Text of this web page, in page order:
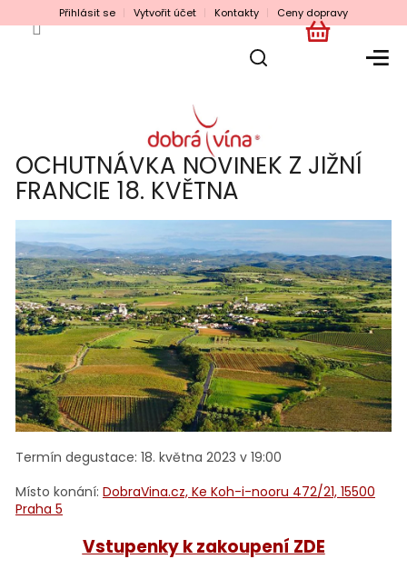
na
Přihlásit se Vytvořit účet Kontakty Ceny dopravy
NÁKUPNÍ
OCHUTNÁVKA NOVINEK Z JIŽNÍ
FRANCIE 18. KVĚTNA
Termín degustace: 18. května 2023 v 19:00
Místo konání: DobraVina.cz, Ke Koh-i-nooru 472/21, 15500
Praha 5
Vstupenky k zakoupení ZDE